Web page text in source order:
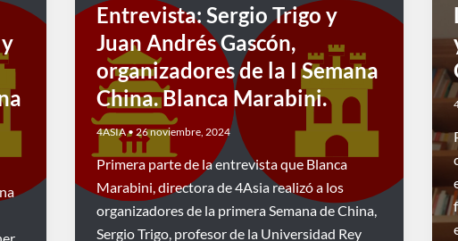
Entrevista: Sergio Trigo y
Juan Andrés Gascón,
organizadores de la I Semana
China. Blanca Marabini.
4ASIA• 26 noviembre, 2024
Primera parte de la entrevista que Blanca
Marabini, directora de 4Asia realizó a los
organizadores de la primera Semana de China,
Sergio Trigo, profesor de la Universidad Rey